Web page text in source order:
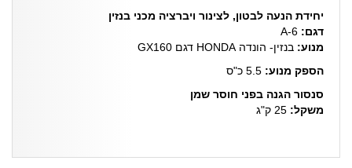
יחידת הנעה לבטון, לצינור ויברציה מכני בנזין
דגם: A-6
מנוע: בנזין- הונדה HONDA דגם GX160
הספק מנוע:
סנסור הגנה בפני חוסר שמן
משקל: 25 ק"ג